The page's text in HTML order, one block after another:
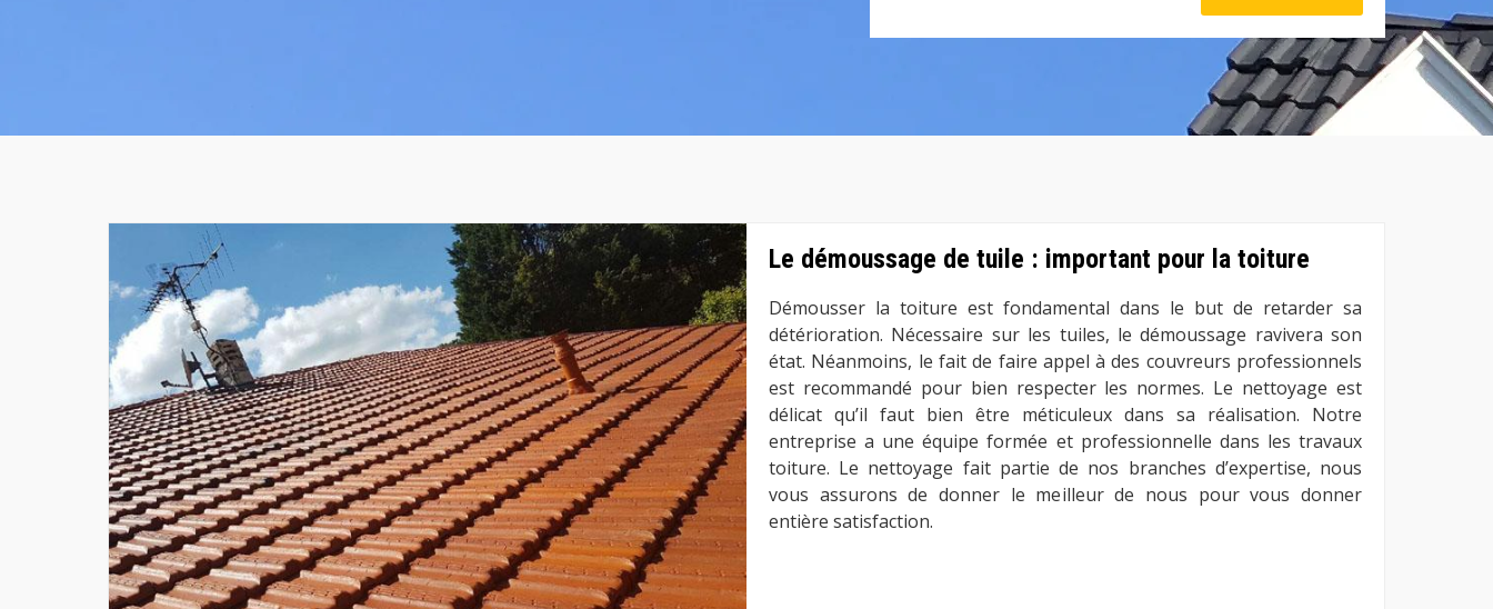
Le démoussage de tuile : important pour la toiture
Démousser la toiture est fondamental dans le but de retarder sa
détérioration. Nécessaire sur les tuiles, le démoussage ravivera son
état. Néanmoins, le fait de faire appel à des couvreurs professionnels
est recommandé pour bien respecter les normes. Le nettoyage est
délicat qu’il faut bien être méticuleux dans sa réalisation. Notre
entreprise a une équipe formée et professionnelle dans les travaux
toiture. Le nettoyage fait partie de nos branches d’expertise, nous
vous assurons de donner le meilleur de nous pour vous donner
entière satisfaction.